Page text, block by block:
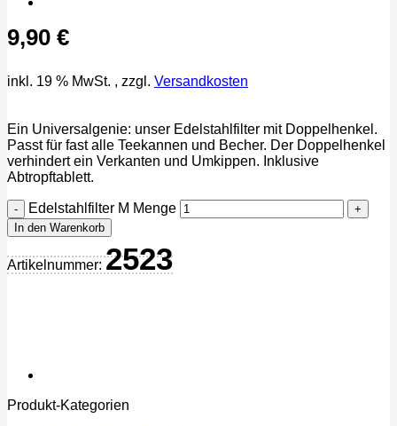
9,90 €
inkl. 19 % MwSt. , zzgl. Versandkosten
Ein Universalgenie: unser Edelstahlfilter mit Doppelhenkel.
Passt für fast alle Teekannen und Becher. Der Doppelhenkel
verhindert ein Verkanten und Umkippen. Inklusive
Abtropftablett.
Edelstahlfilter M Menge
In den Warenkorb
Artikelnummer: 2523
Produkt-Kategorien